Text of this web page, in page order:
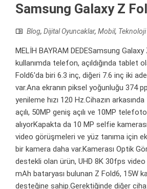
Samsung Galaxy Z
Blog, Dijital Oyuncaklar, Mobil, Teknoloji
MELİH BAYRAM DEDESamsung
kullanımda telefon, açıldığında tablet
Fold6'da biri 6.3 inç, diğeri 7.6 inç iki
var.Ana ekranın piksel yoğunluğu 374
yenileme hızı 120 Hz.Cihazın
açılı, 50MP geniş açılı ve 10MP
alıyorKapakta da 10 MP selfie
video görüşmeleri ve yüz tanıma için
bir kamera daha var.Kamerası Optik
destekli olan ürün, UHD 8K 30fps
mAh bataryası bulunan Z Fold6, 15W
desteğine sahip.Gerektiğinde diğer